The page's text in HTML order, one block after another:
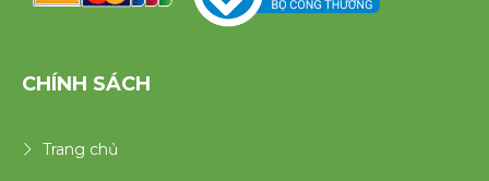
CHÍNH SÁCH
Trang chủ